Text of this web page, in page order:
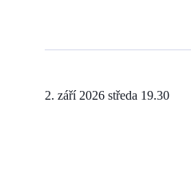
2. září 2026 středa 19.30